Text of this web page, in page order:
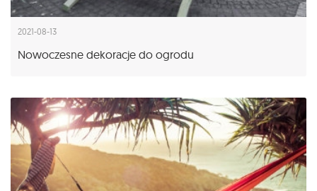
2021-08-13
Nowoczesne dekoracje do ogrodu